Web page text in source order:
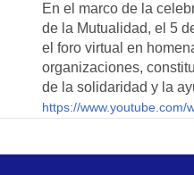
En el marco de la
de la Mutualidad, el 5
el foro virtual en
organizaciones,
de la solidaridad y la
https://www.youtube.com/